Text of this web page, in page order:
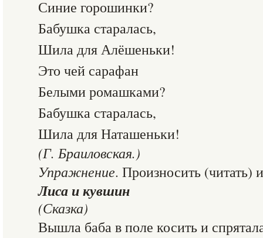
Синие горошинки?
Бабушка старалась,
Шила для Алёшеньки!
Это чей сарафан
Белыми ромашками?
Бабушка старалась,
Шила для Наташеньки!
(Г. Браиловская.)
Упражнение. Произносить (читать)
Лиса и кувшин
(Сказка)
Вышла баба в поле косить и